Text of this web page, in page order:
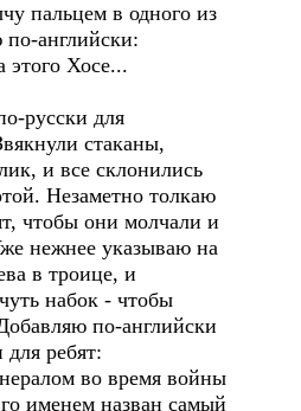
пальцем в одного из
по-английски:
этого Хосе...
русски для
стаканы,
и все склонились
Незаметно толкаю
чтобы они молчали и
нежнее указываю на
в троице, и
набок - чтобы
по-английски
ребят:
во время войны
именем назван самый